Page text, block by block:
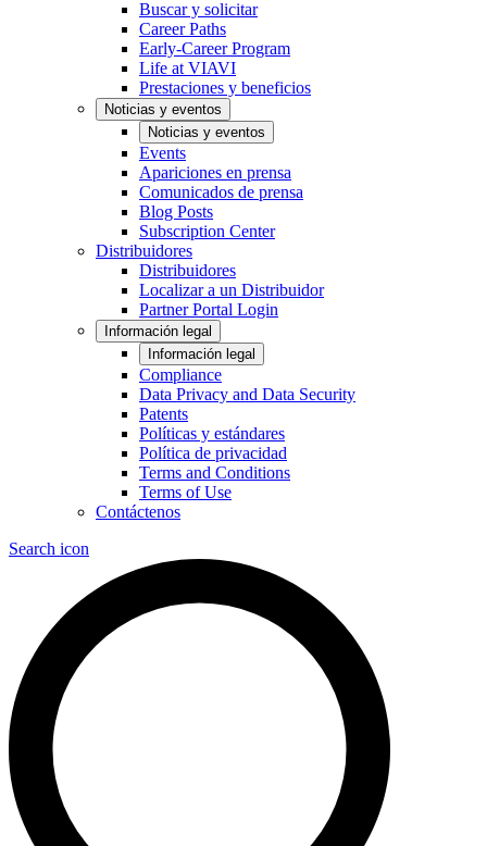
Buscar y solicitar
Career Paths
Early-Career Program
Life at VIAVI
Prestaciones y beneficios
Noticias y eventos
Noticias y eventos
Events
Apariciones en prensa
Comunicados de prensa
Blog Posts
Subscription Center
Distribuidores
Distribuidores
Localizar a un Distribuidor
Partner Portal Login
Información legal
Información legal
Compliance
Data Privacy and Data Security
Patents
Políticas y estándares
Política de privacidad
Terms and Conditions
Terms of Use
Contáctenos
Search icon